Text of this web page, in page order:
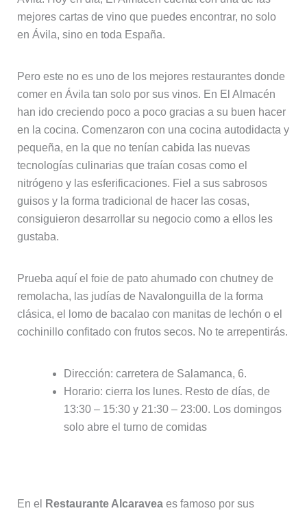
mejores cartas de vino que puedes encontrar, no solo
en Ávila, sino en toda España.
Pero este no es uno de los mejores restaurantes donde
comer en Ávila tan solo por sus vinos. En El Almacén
han ido creciendo poco a poco gracias a su buen hacer
en la cocina. Comenzaron con una cocina autodidacta y
pequeña, en la que no tenían cabida las nuevas
tecnologías culinarias que traían cosas como el
nitrógeno y las esferificaciones. Fiel a sus sabrosos
guisos y la forma tradicional de hacer las cosas,
consiguieron desarrollar su negocio como a ellos les
gustaba.
Prueba aquí el foie de pato ahumado con chutney de
remolacha, las judías de Navalonguilla de la forma
clásica, el lomo de bacalao con manitas de lechón o el
cochinillo confitado con frutos secos. No te arrepentirás.
Dirección: carretera de Salamanca, 6.
Horario: cierra los lunes. Resto de días, de
13:30 – 15:30 y 21:30 – 23:00. Los domingos
solo abre el turno de comidas
En el Restaurante Alcaraveaes famoso por sus